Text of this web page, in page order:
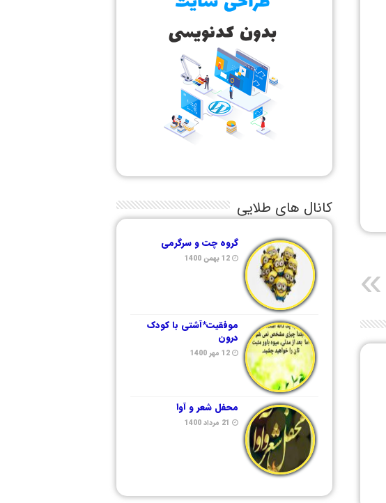
کانال های طلایی
گروه چت و سرگرمی
12 بهمن 1400
موفقیت*آشتی با کودک
درون
12 مهر 1400
محفل شعر و آوا
21 مرداد 1400